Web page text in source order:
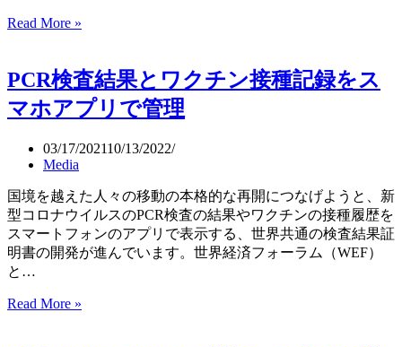
Read More »
カ
自
然
博
館
は
最
も
PCR検査結果とワクチン接種記録をス
マホアプリで管理
03/17/202110/13/2022
Media
国境を越えた人々の移動の本格的な再開につなげようと、新
型コロナウイルスのPCR検査の結果やワクチンの接種履歴を
スマートフォンのアプリで表示する、世界共通の検査結果証
明書の開発が進んでいます。世界経済フォーラム（WEF）
と…
Read More »